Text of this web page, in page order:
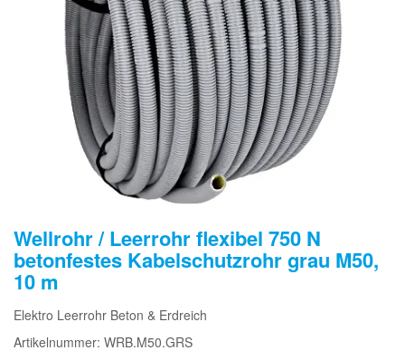
Wellrohr / Leerrohr flexibel 750 N
betonfestes Kabelschutzrohr grau M50,
10 m
Elektro Leerrohr Beton & Erdreich
Artikelnummer: WRB.M50.GRS